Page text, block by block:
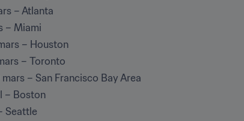
– Atlanta
– Miami
– Houston
– Toronto
– San Francisco Bay Area
– Boston
Seattle